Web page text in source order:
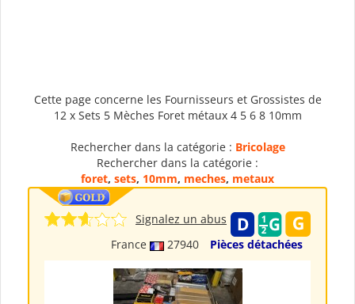
Cette page concerne les Fournisseurs et Grossistes de
12 x Sets 5 Mèches Foret métaux 4 5 6 8 10mm
Rechercher dans la catégorie : Bricolage
Rechercher dans la catégorie :
foret, sets, 10mm, meches, metaux
France 27940 Pièces détachées
Signalez un abus